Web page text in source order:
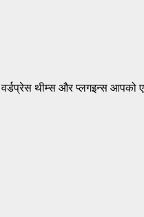
वर्डप्रेस थीम्स और प्लगइन्स